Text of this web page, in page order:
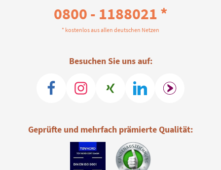
0800 - 1188021 *
* kostenlos aus allen deutschen Netzen
Besuchen Sie uns auf:
Geprüfte und mehrfach prämierte Qualität: